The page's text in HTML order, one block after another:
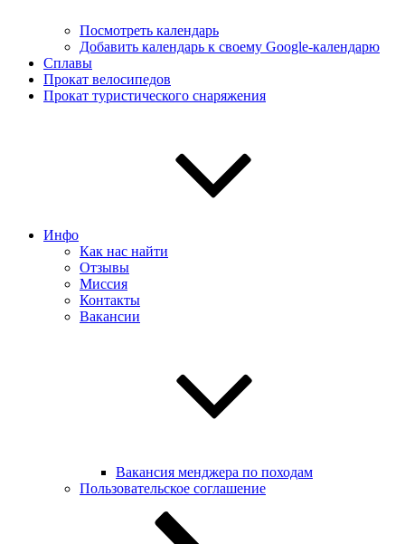
Посмотреть календарь
Добавить календарь к своему Google-календарю
Сплавы
Прокат велосипедов
Прокат туристического снаряжения
Инфо
Как нас найти
Отзывы
Миссия
Контакты
Вакансии
Вакансия менджера по походам
Пользовательское соглашение